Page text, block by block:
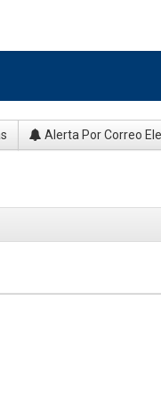
Alerta Por Correo